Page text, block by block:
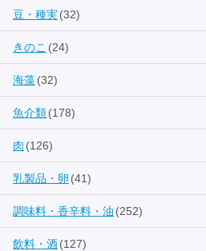
豆・種実(32)
きのこ (24)
海藻(32)
魚介類(178)
肉 (126)
乳製品・卵 (41)
調味料・香辛料・油 (252)
飲料・酒(127)